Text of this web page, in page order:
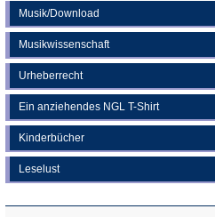
Musik/Download
Musikwissenschaft
Urheberrecht
Ein anziehendes NGL T-Shirt
Kinderbücher
Leselust